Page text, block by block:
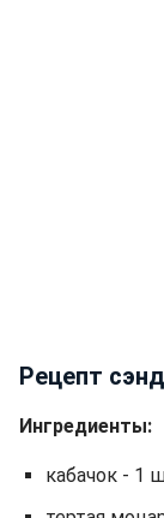
Рецепт
Ингредиенты:
кабачок - 1